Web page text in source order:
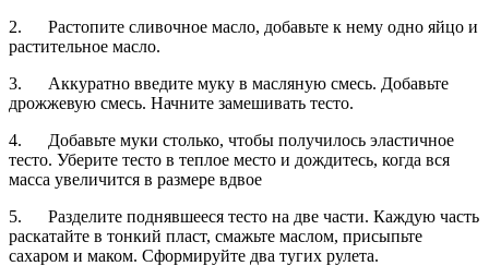
2. Растопите сливочное масло, добавьте к нему одно яйцо и
растительное масло.
3. Аккуратно введите муку в масляную смесь. Добавьте
дрожжевую смесь. Начните замешивать тесто.
4. Добавьте муки столько, чтобы получилось эластичное
тесто. Уберите тесто в теплое место и дождитесь, когда вся
масса увеличится в размере вдвое
5. Разделите поднявшееся тесто на две части. Каждую часть
раскатайте в тонкий пласт, смажьте маслом, присыпьте
сахаром и маком. Сформируйте два тугих рулета.